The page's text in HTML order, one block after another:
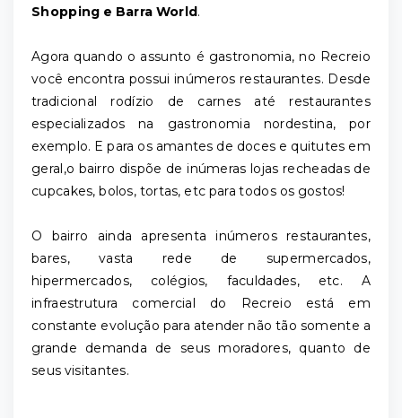
Shopping e Barra World .
Agora quando o assunto é gastronomia, no Recreio
você encontra possui inúmeros restaurantes. Desde
tradicional rodízio de carnes até restaurantes
especializados na gastronomia nordestina, por
exemplo. E para os amantes de doces e quitutes em
geral,o bairro dispõe de inúmeras lojas recheadas de
cupcakes, bolos, tortas, etc para todos os gostos!
O bairro ainda apresenta inúmeros restaurantes,
bares, vasta rede de supermercados,
hipermercados, colégios, faculdades, etc. A
infraestrutura comercial do Recreio está em
constante evolução para atender não tão somente a
grande demanda de seus moradores, quanto de
seus visitantes.